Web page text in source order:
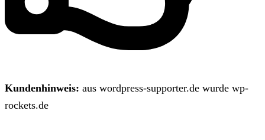
Kundenhinweis: aus wordpress-supporter.de wurde wp-
rockets.de